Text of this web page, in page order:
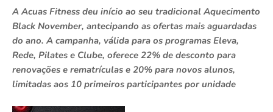
A Acuas Fitness deu início ao seu tradicional Aquecimento
Black November, antecipando as ofertas mais aguardadas
do ano. A campanha, válida para os programas Eleva,
Rede, Pilates e Clube, oferece 22% de desconto para
renovações e rematrículas e 20% para novos alunos,
limitadas aos 10 primeiros participantes por unidade